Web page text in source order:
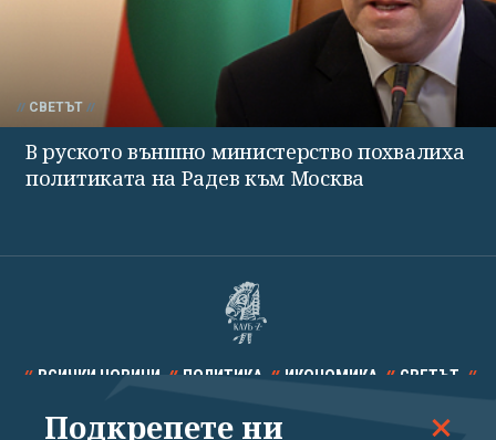
СВЕТЪТ
В руското външно министерство похвалиха
политиката на Радев към Москва
ВСИЧКИ НОВИНИ ПОЛИТИКА ИКОНОМИКА СВЕТЪТ
СПОРТ КУЛТУРА ТЕХНОЛОГИИ КАЛЕЙДОСКОП
Подкрепете ни